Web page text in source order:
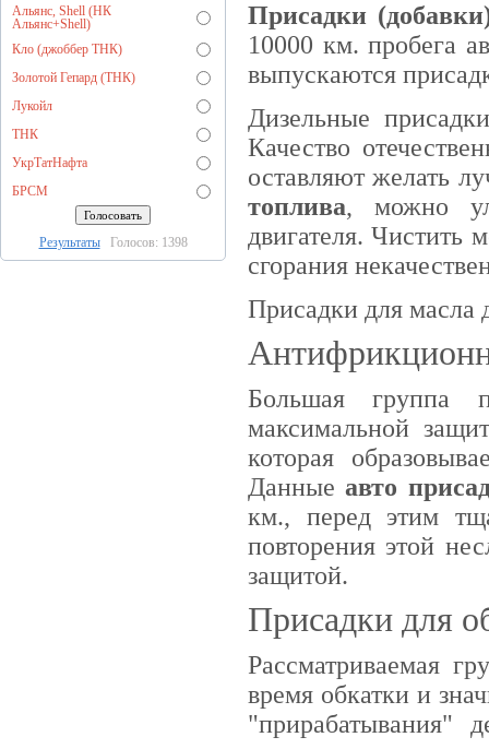
Альянс, Shell (НК
Альянс+Shell)
Кло (джоббер ТНК)
Золотой Гепард (ТНК)
Лукойл
ТНК
УкрТатНафта
БРСМ
РезультатыГолосов: 1398
Присадки
10000 км. пробега
выпускаются
Дизельные
Качество
оставляют желать
топлива, можно
двигателя. Чистить
сгорания
Присадки для масла
Большая группа
максимальной
которая
Данныеавто
км., перед этим
повторения этой
защитой.
Присадки для
Рассматриваемая
время обкатки и
"прирабатывания"